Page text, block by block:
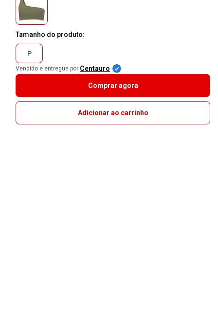
Tamanho do produto:
P
Vendido e entregue por Centauro
Comprar agora
Adicionar ao carrinho